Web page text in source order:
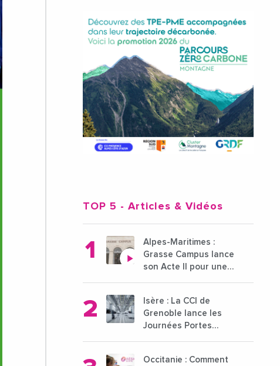
TOP 5 - Articles & Vidéos
Alpes-Maritimes :
Grasse Campus lance
son Acte II pour une
l'enseignement
supérieur
Isère : La CCI de
Grenoble lance les
Journées Portes
21 octobre 2024
Occitanie : Comment